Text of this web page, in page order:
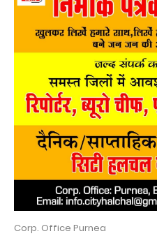
Corp. Office Purnea